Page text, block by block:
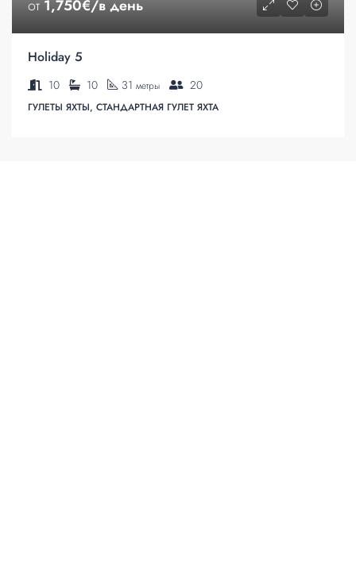
от 1,750€/в день
Holiday 5
10 10 31 метры 20
ГУЛЕТЫ ЯХТЫ, СТАНДАРТНАЯ ГУЛЕТ ЯХТА